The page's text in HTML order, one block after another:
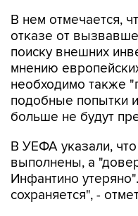
В нем отмечается,
отказе от
поиску внешних
мнению
необходимо также
подобные попытки
больше не будут
В УЕФА указали,
выполнены, а
Инфантино
сохраняется", -